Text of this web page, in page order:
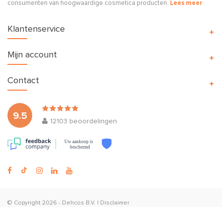
consumenten van hoogwaardige cosmetica producten. Lees meer
Klantenservice
Mijn account
9.5
12103 beoordelingen
Uw aankoop is
beschermd
Contact
© Copyright 2026 - Dehcos B.V. Disclaimer